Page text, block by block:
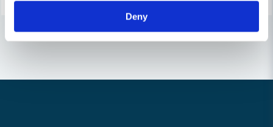
Deny